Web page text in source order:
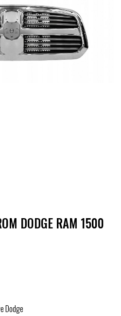
DODGE RAM 1500
Dodge